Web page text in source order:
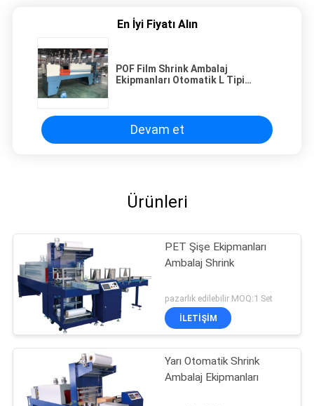
En İyi Fiyatı Alın
POF Film Shrink Ambalaj
Ekipmanları Otomatik L Tipi
Devam et
Ürünleri
PET Şişe Ekipmanları
Ambalaj Shrink
pazarlık edilebilir MOQ:1 Set
İLETIŞIM
Yarı Otomatik Shrink
Ambalaj Ekipmanları